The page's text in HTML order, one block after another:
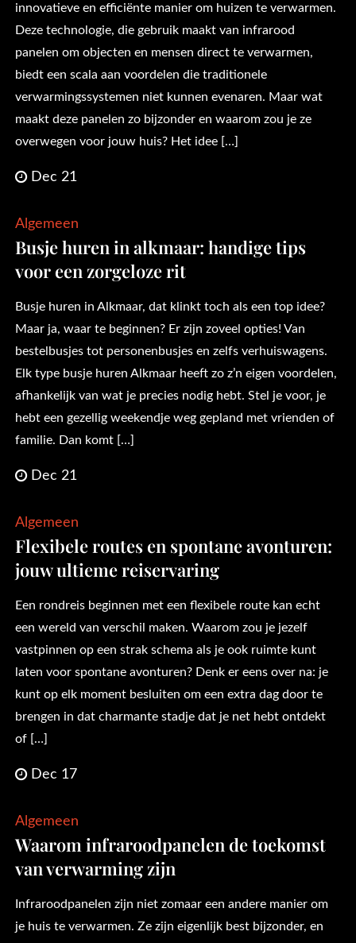
innovatieve en efficiënte manier om huizen te verwarmen.
Deze technologie, die gebruik maakt van infrarood
panelen om objecten en mensen direct te verwarmen,
biedt een scala aan voordelen die traditionele
verwarmingssystemen niet kunnen evenaren. Maar wat
maakt deze panelen zo bijzonder en waarom zou je ze
overwegen voor jouw huis? Het idee […]
Dec 21
Algemeen
Busje huren in alkmaar: handige tips
voor een zorgeloze rit
Busje huren in Alkmaar, dat klinkt toch als een top idee?
Maar ja, waar te beginnen? Er zijn zoveel opties! Van
bestelbusjes tot personenbusjes en zelfs verhuiswagens.
Elk type busje huren Alkmaar heeft zo z’n eigen voordelen,
afhankelijk van wat je precies nodig hebt. Stel je voor, je
hebt een gezellig weekendje weg gepland met vrienden of
familie. Dan komt […]
Dec 21
Algemeen
Flexibele routes en spontane avonturen:
jouw ultieme reiservaring
Een rondreis beginnen met een flexibele route kan echt
een wereld van verschil maken. Waarom zou je jezelf
vastpinnen op een strak schema als je ook ruimte kunt
laten voor spontane avonturen? Denk er eens over na: je
kunt op elk moment besluiten om een extra dag door te
brengen in dat charmante stadje dat je net hebt ontdekt
of […]
Dec 17
Algemeen
Waarom infraroodpanelen de toekomst
van verwarming zijn
Infraroodpanelen zijn niet zomaar een andere manier om
je huis te verwarmen. Ze zijn eigenlijk best bijzonder, en